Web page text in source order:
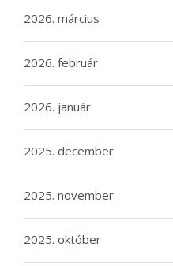
2026. március
2026. február
2026. január
2025. december
2025. november
2025. október